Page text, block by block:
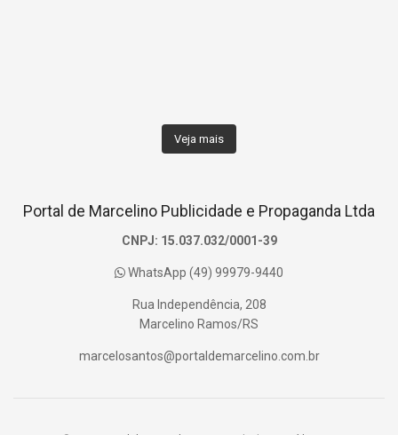
Veja mais
Portal de Marcelino Publicidade e Propaganda Ltda
CNPJ: 15.037.032/0001-39
WhatsApp (49) 99979-9440
Rua Independência, 208
Marcelino Ramos/RS
marcelosantos@portaldemarcelino.com.br